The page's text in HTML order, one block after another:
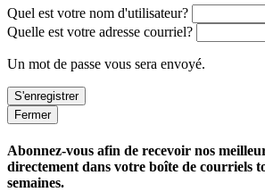
Quel est votre nom d'utilisateur?
Quelle est votre adresse courriel?
Un mot de passe vous sera envoyé.
Fermer
Abonnez-vous afin de recevoir nos
directement dans votre boîte de courriels
semaines.